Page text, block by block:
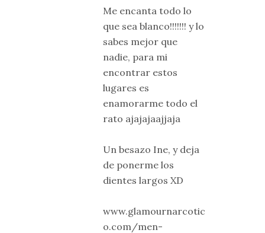
Me encanta todo lo
que sea blanco!!!!!!! y lo
sabes mejor que
nadie, para mi
encontrar estos
lugares es
enamorarme todo el
rato ajajajaajjaja
Un besazo Ine, y deja
de ponerme los
dientes largos XD
www.glamournarcotic
o.com/men-